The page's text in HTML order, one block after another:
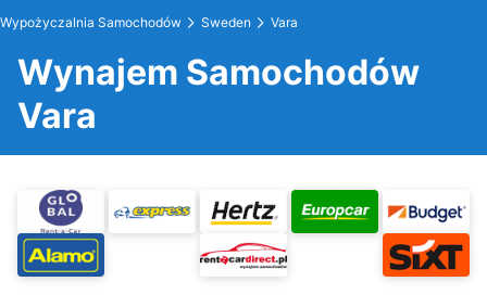
Wypożyczalnia Samochodów Sweden Vara
Wynajem Samochodów
Vara